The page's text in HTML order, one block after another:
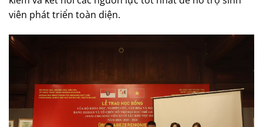
viên phát triển toàn diện.